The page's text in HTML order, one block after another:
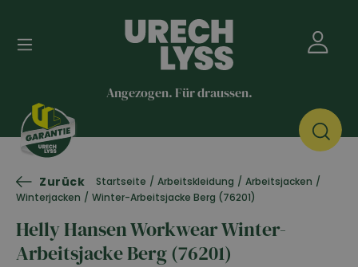
Angezogen. Für draussen.
Zurück Startseite / Arbeitskleidung / Arbeitsjacken /
Winterjacken / Winter-Arbeitsjacke Berg (76201)
Helly Hansen Workwear Winter-
Arbeitsjacke Berg (76201)